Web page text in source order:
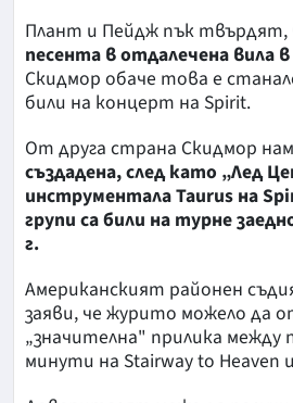
Плaнт и Пейдж пък твърдят,
песента в отдалечена вила в
Скидмор обаче това е
били на концерт на Spirit.
От друга страна Скидмор
създадена, след като „Лед
инструментала Taurus на
групи са били на турне
г.
Американският районен
заяви, че журито можело да
„значителна" прилика между
минути на Stairway to Heaven